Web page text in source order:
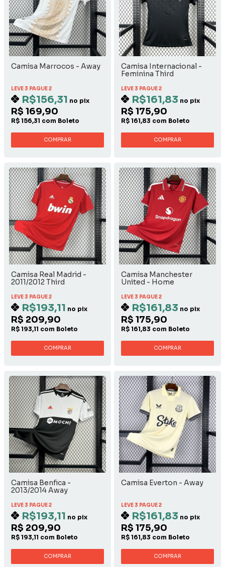
Camisa Marrocos - Away
LEVE 3 PAGUE 2
R$156,31 no pix
R$ 169,90
R$ 156,31 com Boleto
COMPRAR
Camisa Internacional -
Feminina Third
LEVE 3 PAGUE 2
R$161,83 no pix
R$ 175,90
R$ 161,83 com Boleto
COMPRAR
Camisa Real Madrid -
2011/2012 Third
LEVE 3 PAGUE 2
R$193,11 no pix
R$ 209,90
R$ 193,11 com Boleto
COMPRAR
Camisa Manchester
United - Home
LEVE 3 PAGUE 2
R$161,83 no pix
R$ 175,90
R$ 161,83 com Boleto
COMPRAR
Camisa Benfica -
2013/2014 Away
LEVE 3 PAGUE 2
R$193,11 no pix
R$ 209,90
R$ 193,11 com Boleto
COMPRAR
Camisa Everton - Away
LEVE 3 PAGUE 2
R$161,83 no pix
R$ 175,90
R$ 161,83 com Boleto
COMPRAR